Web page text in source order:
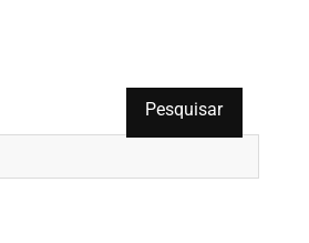
Pesquisar